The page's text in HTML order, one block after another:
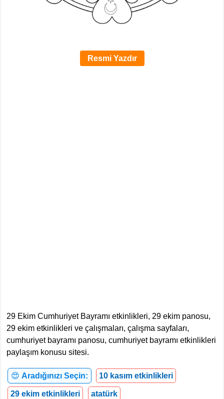
Resmi Yazdır
29 Ekim Cumhuriyet Bayramı etkinlikleri, 29 ekim panosu,
29 ekim etkinlikleri ve çalışmaları, çalışma sayfaları,
cumhuriyet bayramı panosu, cumhuriyet bayramı etkinlikleri
paylaşım konusu sitesi.
😍 Aradığınızı Seçin: 10 kasım etkinlikleri
29 ekim etkinlikleri atatürk